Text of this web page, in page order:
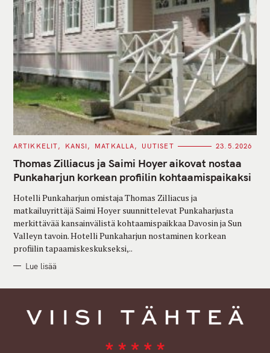
C
T
E
G
O
I
E
S
ARTIKKELIT KANSI MATKALLA UUTISET 23.5.2026
Thomas Zilliacus ja Saimi Hoyer aikovat nostaa
Punkaharjun korkean profiilin kohtaamispaikaksi
Hotelli Punkaharjun omistaja Thomas Zilliacus ja
matkailuyrittäjä Saimi Hoyer suunnittelevat Punkaharjusta
merkittävää kansainvälistä kohtaamispaikkaa Davosin ja Sun
Valleyn tavoin. Hotelli Punkaharjun nostaminen korkean
profiilin tapaamiskeskukseksi,..
Lue lisää